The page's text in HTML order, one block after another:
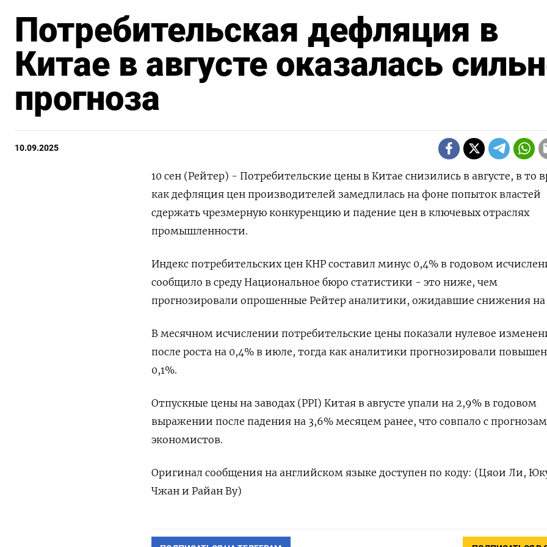
Потребительская дефляция в
Китае в августе оказалась
прогноза
10.09.2025
10 сен (Рейтер) - Потребительские цены в Китае снизились в августе, в то
как дефляция цен производителей замедлилась на фоне попыток властей
сдержать чрезмерную конкуренцию и падение цен в ключевых отраслях
промышленности.
Индекс потребительских цен КНР составил минус 0,4% в годовом
сообщило в среду Национальное бюро статистики - это ниже, чем
прогнозировали опрошенные Рейтер аналитики, ожидавшие снижения на
В месячном исчислении потребительские цены показали нулевое
после роста на 0,4% в июле, тогда как аналитики прогнозировали
0,1%.
Отпускные цены на заводах (PPI) Китая в августе упали на 2,9% в годовом
выражении после падения на 3,6% месяцем ранее, что совпало с
экономистов.
Оригинал сообщения на английском языке доступен по коду: (Цяои Ли,
Чжан и Райан Ву)